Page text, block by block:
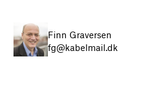
Finn Graversen
fg@kabelmail.dk